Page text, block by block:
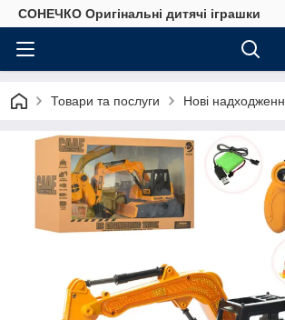
СОНЕЧКО Оригінальні дитячі іграшки
Товари та послуги Нові